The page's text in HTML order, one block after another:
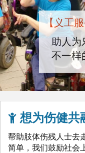
【义工
助人
不一样
想为伤健共
帮助肢体伤残人士去
简单，我们鼓励社会